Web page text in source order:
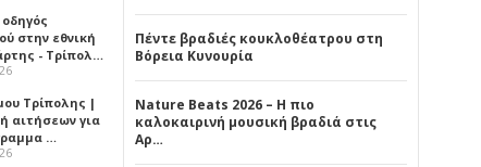
στην εθνική
- Τρίπολ…
Τρίπολης |
αιτήσεων για
…
Πέντε βραδιές κουκλοθέατρου στη
Βόρεια Κυνουρία
Nature Beats 2026 – Η πιο
καλοκαιρινή μουσική βραδιά στις
Αρ…